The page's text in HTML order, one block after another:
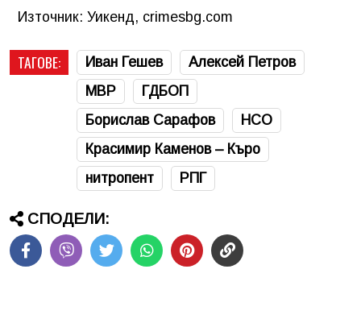
Източник: Уикенд, crimesbg.com
ТАГОВЕ: Иван Гешев
Алексей Петров
МВР
ГДБОП
Борислав Сарафов
НСО
Красимир Каменов – Къро
нитропент
РПГ
СПОДЕЛИ: